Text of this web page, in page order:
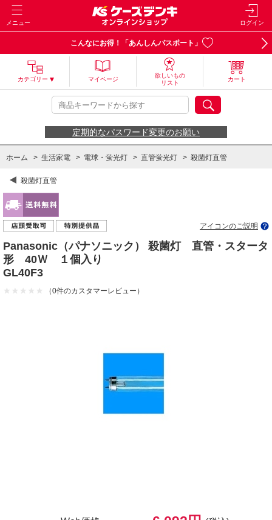
メニュー ログイン
こんなにお得！「あんしんパスポート」
カテゴリー マイページ
欲しいもの
リスト
カート
定期的なパスワード変更のお願い
ホーム > 生活家電 > 電球・蛍光灯 > 直管蛍光灯 > 殺菌灯直管
殺菌灯直管
アイコンのご説明
Panasonic（パナソニック） 殺菌灯 直管・スタータ
形 40Ｗ １個入り
GL40F3
（0件のカスタマーレビュー）